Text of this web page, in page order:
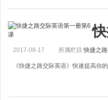
I&rsquo; Looking for a Shirt
A. Excuse me. Can you help me?
A. I&rsquo;m looking for a shirt.
2017-08-17 所属栏目:快捷之
《快捷之路交际英语》快速提高你